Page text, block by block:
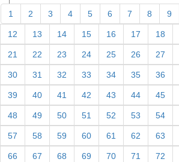
1 2 3 4 5 6 7 8 9
12 13 14 15 16 17 18
21 22 23 24 25 26 27
30 31 32 33 34 35 36
39 40 41 42 43 44 45
48 49 50 51 52 53 54
57 58 59 60 61 62 63
66 67 68 69 70 71 72